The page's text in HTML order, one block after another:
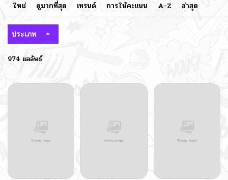
ใหม่ ดูมากที่สุด เทรนด์ การให้คะแนน A-Z ล่าสุด
ประเภท
974 ผลลัพธ์